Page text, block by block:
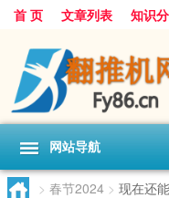
首 页 文章列表 知识
网站导航
> 春节2024 > 现在还